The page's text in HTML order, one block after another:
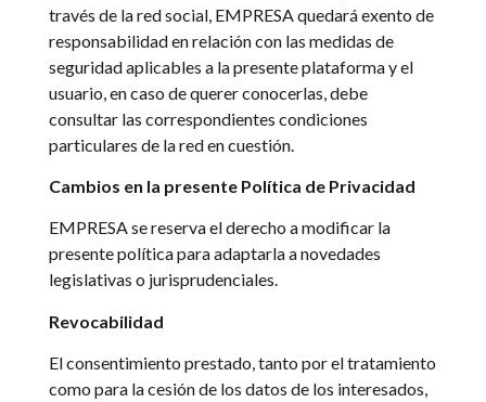
través de la red social, EMPRESA quedará exento de
responsabilidad en relación con las medidas de
seguridad aplicables a la presente plataforma y el
usuario, en caso de querer conocerlas, debe
consultar las correspondientes condiciones
particulares de la red en cuestión.
Cambios en la presente Política de Privacidad
EMPRESA se reserva el derecho a modificar la
presente política para adaptarla a novedades
legislativas o jurisprudenciales.
Revocabilidad
El consentimiento prestado, tanto por el tratamiento
como para la cesión de los datos de los interesados,